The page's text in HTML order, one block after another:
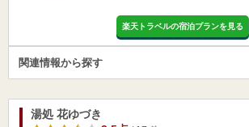
楽天トラベルの宿泊プランを見る
関連情報から探す
湯処 花ゆづき